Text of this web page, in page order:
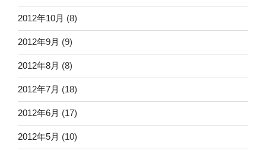
2012年10月 (8)
2012年9月 (9)
2012年8月 (8)
2012年7月 (18)
2012年6月 (17)
2012年5月 (10)